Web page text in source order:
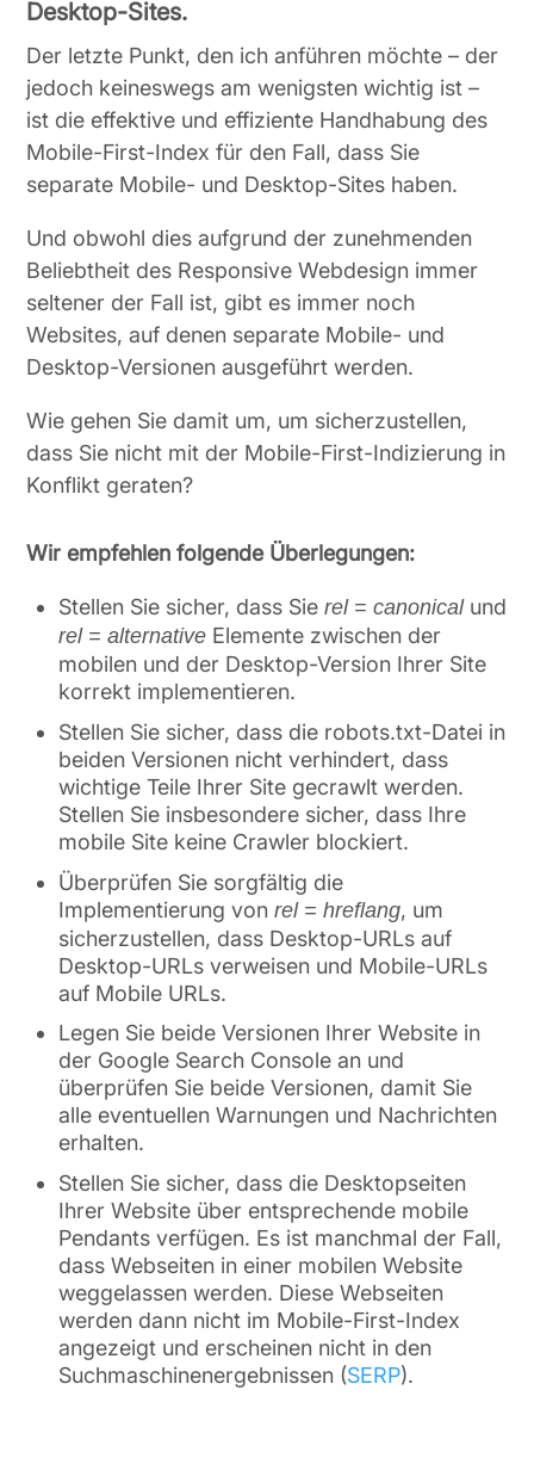
Desktop-Sites.
Der letzte Punkt, den ich anführen möchte – der
jedoch keineswegs am wenigsten wichtig ist –
ist die effektive und effiziente Handhabung des
Mobile-First-Index für den Fall, dass Sie
separate Mobile- und Desktop-Sites haben.
Und obwohl dies aufgrund der zunehmenden
Beliebtheit des Responsive Webdesign immer
seltener der Fall ist, gibt es immer noch
Websites, auf denen separate Mobile- und
Desktop-Versionen ausgeführt werden.
Wie gehen Sie damit um, um sicherzustellen,
dass Sie nicht mit der Mobile-First-Indizierung in
Konflikt geraten?
Wir empfehlen folgende Überlegungen:
Stellen Sie sicher, dass Sierel = canonicalund
rel = alternative Elemente zwischen der
mobilen und der Desktop-Version Ihrer Site
korrekt implementieren.
Stellen Sie sicher, dass die robots.txt-Datei in
beiden Versionen nicht verhindert, dass
wichtige Teile Ihrer Site gecrawlt werden.
Stellen Sie insbesondere sicher, dass Ihre
mobile Site keine Crawler blockiert.
Überprüfen Sie sorgfältig die
Implementierung vonrel = hreflang, um
sicherzustellen, dass Desktop-URLs auf
Desktop-URLs verweisen und Mobile-URLs
auf Mobile URLs.
Legen Sie beide Versionen Ihrer Website in
der Google Search Console an und
überprüfen Sie beide Versionen, damit Sie
alle eventuellen Warnungen und Nachrichten
erhalten.
Stellen Sie sicher, dass die Desktopseiten
Ihrer Website über entsprechende mobile
Pendants verfügen. Es ist manchmal der Fall,
dass Webseiten in einer mobilen Website
weggelassen werden. Diese Webseiten
werden dann nicht im Mobile-First-Index
angezeigt und erscheinen nicht in den
Suchmaschinenergebnissen (SERP).